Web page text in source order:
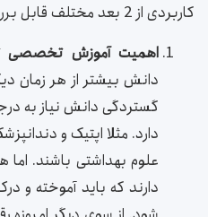
کاربردی از 2 بعد مختلف قابل بررسی است:
اهمیت آموزش تخصصی
دانش بیشتر از هر زمان
گستردگی دانش نیاز به
دارد. مثلا اپتیک و
علوم بهداشتی باشند.
دارند که باید آموخته و